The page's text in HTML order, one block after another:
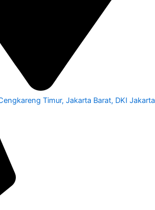
Timur, Jakarta Barat, DKI Jakarta